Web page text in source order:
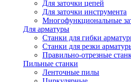
Для заточки цепей
Для заточки инструмента
Многофункциональные
Для арматуры
Станки для гибки
Станки для резки
Правильно-отрезные
Пильные станки
Ленточные пилы